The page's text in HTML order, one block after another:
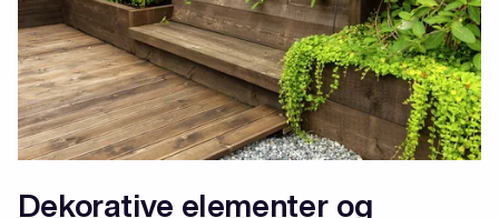
Dekorative elementer og